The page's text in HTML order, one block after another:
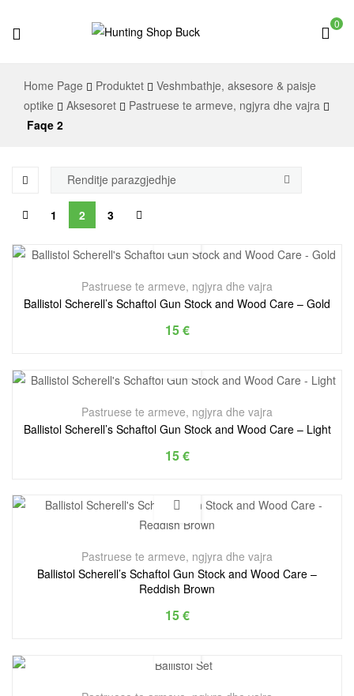
Shop
0
Home Page Produktet
Veshmbathje, aksesore & paisje
optike
Aksesoret
Pastruese te armeve, ngjyra dhe vajra
Faqe 2
1 2 3
Pastruese te armeve, ngjyra dhe vajra
Ballistol Scherell’s Schaftol Gun Stock and Wood Care – Gold
15€
Pastruese te armeve, ngjyra dhe vajra
Ballistol Scherell’s Schaftol Gun Stock and Wood Care – Light
15€
Pastruese te armeve, ngjyra dhe vajra
Ballistol Scherell’s Schaftol Gun Stock and Wood Care –
Reddish Brown
15€